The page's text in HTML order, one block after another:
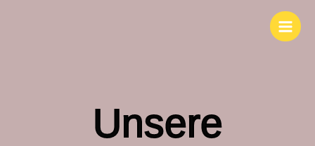
Main
Unsere